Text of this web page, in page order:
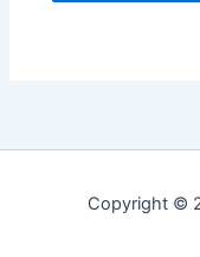
Copyright ©